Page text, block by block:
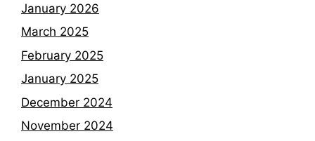
January 2026
March 2025
February 2025
January 2025
December 2024
November 2024